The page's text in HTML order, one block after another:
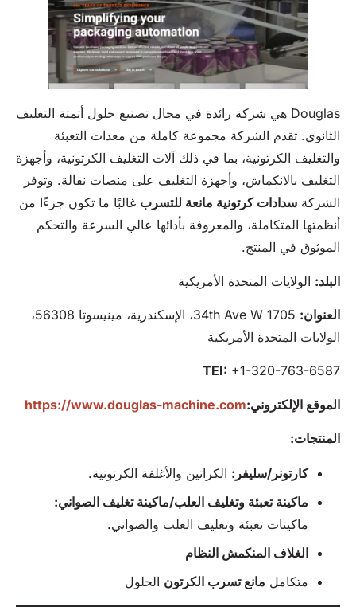
Douglas هي شركة رائدة في مجال تصنيع حلول أتمتة التغليف
الثانوي. تقدم الشركة مجموعة كاملة من معدات التعبئة
والتغليف الكرتونية، بما في ذلك آلات التغليف الكرتونية، وأجهزة
التغليف بالانكماش، وأجهزة التغليف على منصات نقالة. وتوفر
الشركة سدادات كرتونية مانعة للتسرب غالبًا ما تكون جزءًا من
أنظمتها المتكاملة، والمعروفة بأدائها عالي السرعة والتحكم
الموثوق في المنتج.
البلد: الولايات المتحدة الأمريكية
العنوان:
1705 34th Ave W، الإسكندرية، مينيسوتا 56308،
الولايات المتحدة الأمريكية
TEI: +1-320-763-6587
الموقع الإلكتروني:https://www.douglas-machine.com
المنتجات:
كارتونر/سليفر: الكراتين والأغلفة الكرتونية.
ماكينة تعبئة وتغليف العلب/ماكينة تغليف الصواني:
ماكينات تعبئة وتغليف العلب والصواني.
الغلاف المنكمش النظام
متكامل مانع تسرب الكرتون الحلول